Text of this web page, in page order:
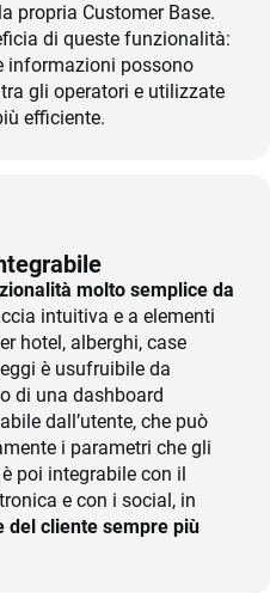
propria Customer Base.
di queste funzionalità:
informazioni possono
gli operatori e utilizzate
efficiente.
molto semplice da
intuitiva e a elementi
hotel, alberghi, case
è usufruibile da
di una dashboard
dall’utente, che può
i parametri che gli
poi integrabile con il
e con i social, in
del cliente sempre più